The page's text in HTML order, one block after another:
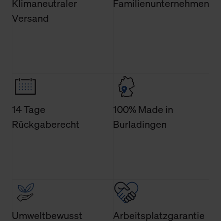
Verwendung der Cookies sowie die bis zum Zeitpunkt der
Änderung gesammelten Daten.
Klimaneutraler
Versand
Familienunternehmen
14 Tage
Rückgaberecht
100% Made in
Burladingen
Umweltbewusst Arbeitsplatzgarantie